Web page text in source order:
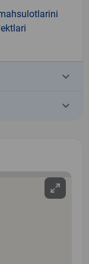
keyboard_arrow_down
keyboard_arrow_down